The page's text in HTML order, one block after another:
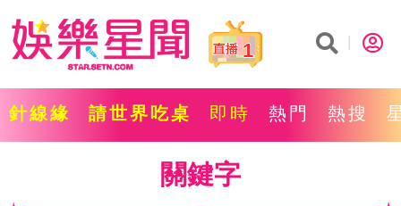
1
針線緣 請世界吃桌 即時 熱門 熱搜
關鍵字